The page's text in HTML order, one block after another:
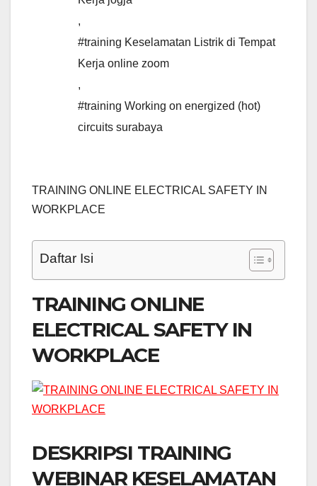
,
#training Keselamatan Listrik di Tempat
Kerja online zoom
,
#training Working on energized (hot)
circuits surabaya
TRAINING ONLINE ELECTRICAL SAFETY IN
WORKPLACE
Daftar Isi
TRAINING ONLINE
ELECTRICAL SAFETY IN
WORKPLACE
DESKRIPSI TRAINING
WEBINAR KESELAMATAN